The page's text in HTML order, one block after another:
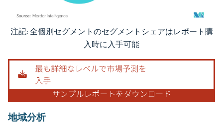
画像 © Mordor Intelligence。再利用にはCC BY 4.0の表示が必要です。
注記: 全個別セグメントのセグメントシェアはレポート購
入時に入手可能
地域分析